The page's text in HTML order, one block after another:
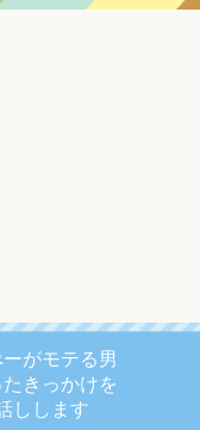
ーがモテる男
きっかけを
しします